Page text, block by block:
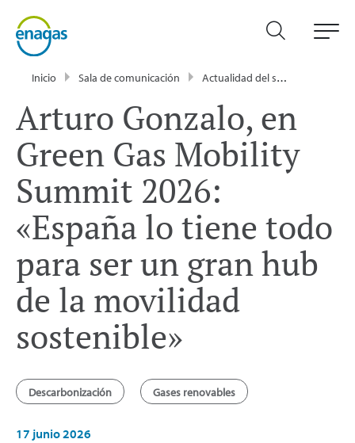
Inicio Sala de comunicación Actualidad del sector energético - Enagás
Arturo Gonzalo, en
Green Gas Mobility
Summit 2026:
«España lo tiene todo
para ser un gran hub
de la movilidad
sostenible»
Descarbonización Gases renovables
17 junio 2026